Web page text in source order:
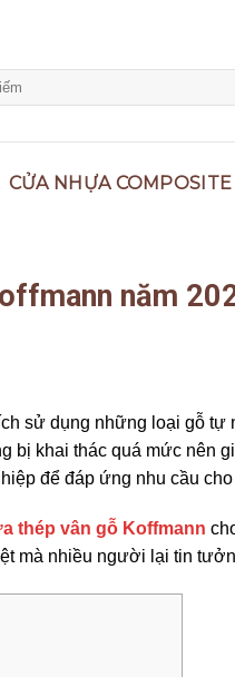
CỬA NHỰA COMPOSITE
năm
sử dụng những loại gỗ
bị khai thác quá mức nên
để đáp ứng nhu cầu
thép vân gỗ Koffmann
mà nhiều người lại tin